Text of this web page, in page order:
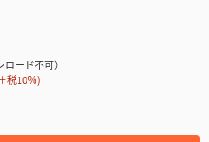
ード不可）
税10％)